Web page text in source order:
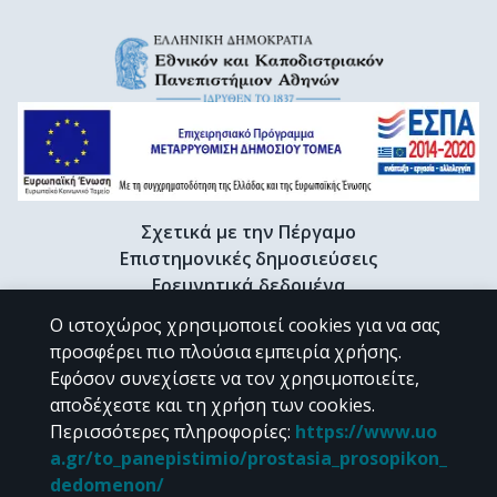
Σχετικά με την Πέργαμο
Επιστημονικές δημοσιεύσεις
Ερευνητικά δεδομένα
Διδακτορικές διατριβές & Γκρίζα βιβλιογραφία
Προφίλ Ερευνητή
CC BY-NC 4.0
Εκτός αν αναφέρεται διαφορετικά, το υλικό της "Περγάμου" διατίθεται
Ο ιστοχώρος χρησιμοποιεί cookies για να σας
προσφέρει πιο πλούσια εμπειρία χρήσης.
Εφόσον συνεχίσετε να τον χρησιμοποιείτε,
αποδέχεστε και τη χρήση των cookies.
Περισσότερες πληροφορίες: https://www.uo
a.gr/to_panepistimio/prostasia_prosopikon_
dedomenon/